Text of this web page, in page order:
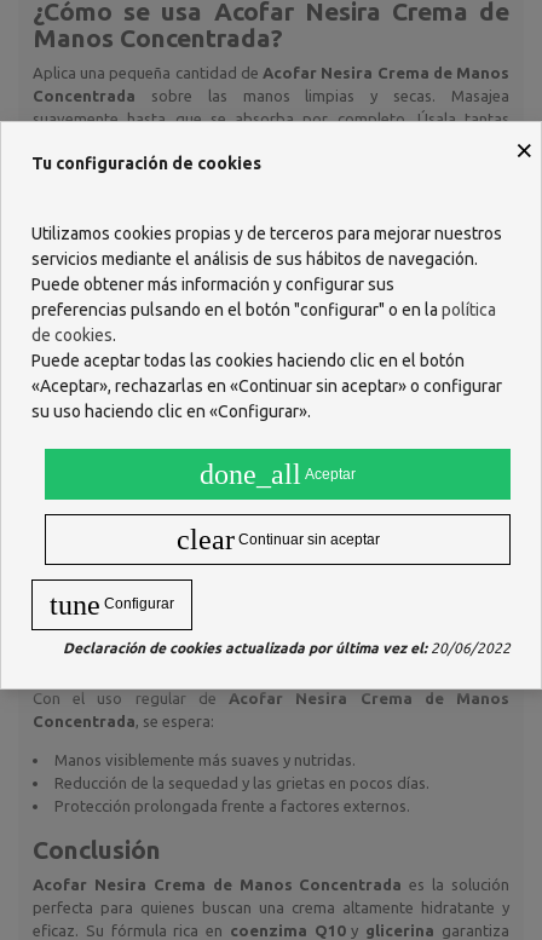
¿Cómo se usa Acofar Nesira Crema de
Manos Concentrada?
Aplica una pequeña cantidad de Acofar Nesira Crema de Manos
Concentrada sobre las manos limpias y secas. Masajea
suavemente hasta que se absorba por completo. Úsala tantas
manos o exponerte a condiciones adversas.
Entre los principales beneficios deAcofar Nesira Crema de
Manos Concentrada , destacan:
Hidratación profunda gracias a su contenido en
y glicerina.
Alivio inmediato de la sequedad y las grietas.
Piel más suave, lisa y protegida incluso en condiciones extremas.
Fórmula concentrada que maximiza los resultados con poca
cantidad de producto.
Composición
Los ingredientes principales deAcofar Nesira Crema de Manos
Concentradason:
Ayuda a regenerar y proteger la piel.
Otros emolientes y activos hidratantes diseñados para mejorar
la textura y la elasticidad de la piel.
Resultados esperados
Con el uso regular de Acofar Nesira Crema de Manos
Concentrada , se espera:
Manos visiblemente más suaves y nutridas.
Reducción de la sequedad y las grietas en pocos días.
Protección prolongada frente a factores externos.
Conclusión
Acofar Nesira Crema de Manos Concentrada es la solución
perfecta para quienes buscan una crema altamente hidratante y
eficaz. Su fórmula rica en coenzima Q10y glicerina garantiza
×
Tu configuración de cookies
Utilizamos cookies propias y de terceros para mejorar nuestros
servicios mediante el análisis de sus hábitos de navegación.
Puede obtener más información y configurar sus
preferencias pulsando en el botón "configurar" o en la política
de cookies.
Puede aceptar todas las cookies haciendo clic en el botón
«Aceptar», rechazarlas en «Continuar sin aceptar» o configurar
su uso haciendo clic en «Configurar».
done_all Aceptar
clear Continuar sin aceptar
tune Configurar
Declaración de cookies actualizada por última vez el:20/06/2022